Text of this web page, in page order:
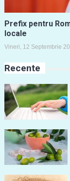
Prefix pentru
locale
Vineri, 12 Septembrie
Recente